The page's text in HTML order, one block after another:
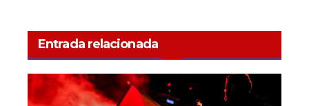
Entrada relacionada